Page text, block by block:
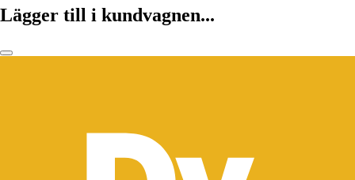
Lägger till i kundvagnen...